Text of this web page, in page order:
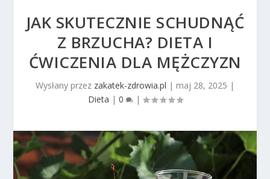
JAK SKUTECZNIE SCHUDNĄĆ
Z BRZUCHA? DIETA I
ĆWICZENIA DLA MĘŻCZYZN
Wysłany przez zakatek-zdrowia.pl | maj 28, 2025 |
Dieta | 0 |